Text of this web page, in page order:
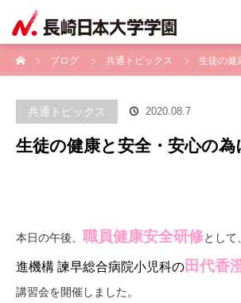
ブログ
共通トピックス 生徒の健
共通トピックス 2020.08.7
生徒の健康と安全・安心の為
本日の午後、 職員健康安全研修として、
進機構 諫早総合病院小児科の 田代香
講習会を開催しました。